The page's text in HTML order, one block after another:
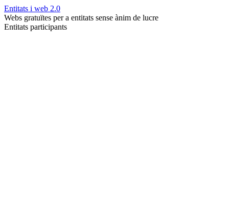
Entitats i web 2.0
Webs gratuïtes per a entitats sense ànim de lucre
Entitats participants